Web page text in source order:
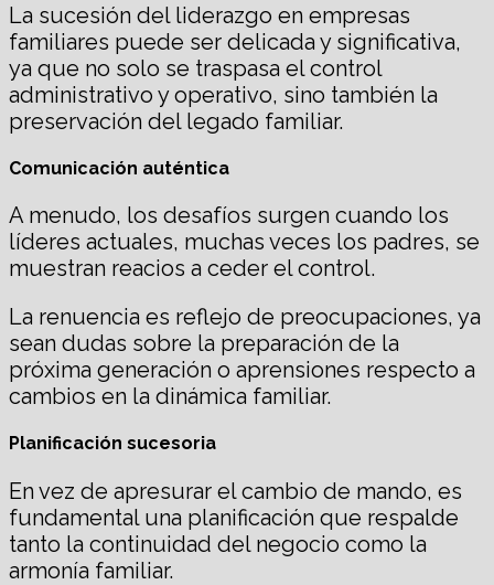
La sucesión del liderazgo en empresas
familiares puede ser delicada y significativa,
ya que no solo se traspasa el control
administrativo y operativo, sino también la
preservación del legado familiar.
Comunicación auténtica
A menudo, los desafíos surgen cuando los
líderes actuales, muchas veces los padres, se
muestran reacios a ceder el control.
La renuencia es reflejo de preocupaciones, ya
sean dudas sobre la preparación de la
próxima generación o aprensiones respecto a
cambios en la dinámica familiar.
Planificación sucesoria
En vez de apresurar el cambio de mando, es
fundamental una planificación que respalde
tanto la continuidad del negocio como la
armonía familiar.